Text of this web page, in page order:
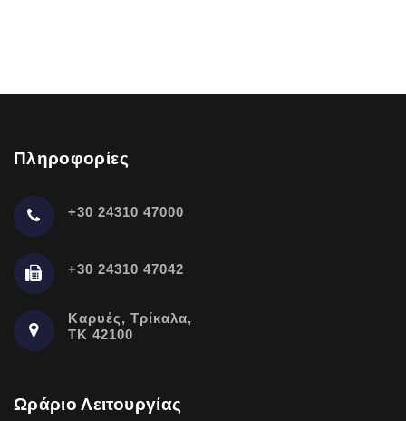
Πληροφορίες
+30 24310 47000
+30 24310 47042
Καρυές, Τρίκαλα,
ΤΚ 42100
Ωράριο Λειτουργίας